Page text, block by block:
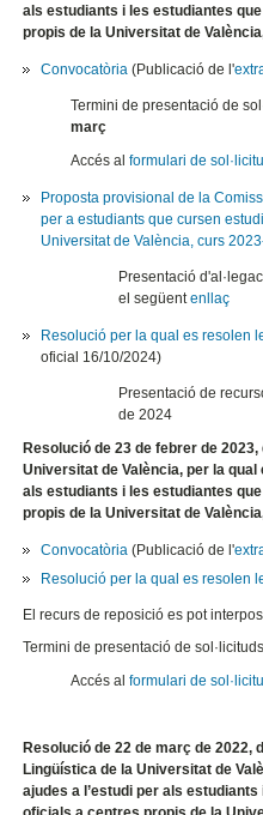
als estudiants i les estudiantes
propis de la Universitat de
Convocatòria (Publicació de l'
Termini de presentació de
març
Accés alformulari de
Proposta provisional de la
per a estudiants que cursen
Universitat de València, curs
Presentació
el següentenllaç
Resolució per la qual es resolen
oficial 16/10/2024)
Presentació de
de 2024
Resolució de 23 de febrer de
Universitat de València, per la
als estudiants i les estudiantes
propis de la Universitat de
Convocatòria (Publicació de l'
Resolució per la qual es resolen
El recurs de reposició es pot
Termini de presentació de
Accés alformulari de
Resolució de 22 de març de
Lingüística de la Universitat de
ajudes a l’estudi per als